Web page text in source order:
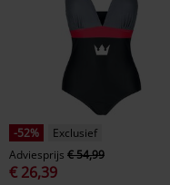
-52%
Exclusief
Adviesprijs € 54,99
€ 26,39